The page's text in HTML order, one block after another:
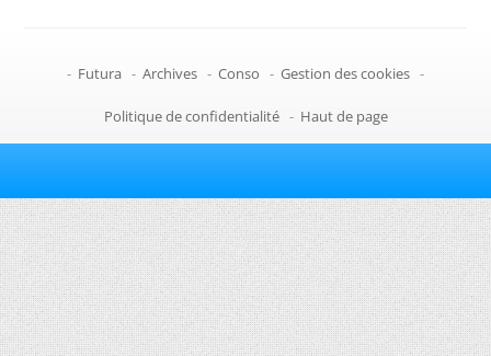
- Futura - Archives - Conso - Gestion des cookies -
Politique de confidentialité - Haut de page